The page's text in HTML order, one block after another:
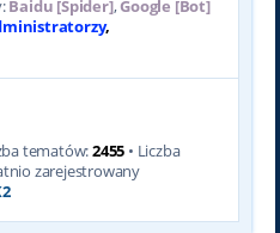
Baidu [Spider],Google [Bot]
,
tematów:2455 • Liczba
zarejestrowany